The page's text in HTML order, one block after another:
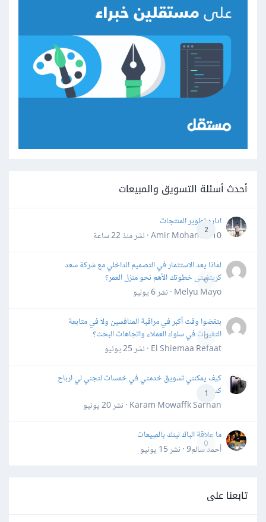
أحدث أسئلة التسويق والمبيعات
2
اداره تطوير المنتجات
Amir Mohamed10 · نشر
منذ 22 ساعة
0
لماذا يعد الاستثمار في التصميم الداخلي مع شركة سعد
كريتفيتى خطوتك الأهم نحو منزل العمر؟
Melyu Mayo · نشر
6 يوليو
0
بتقضوا وقت أكبر في مراقبة المنافسين ولا في متابعة
التغيرات في سلوك العملاء واتجاهات البحث؟
El Shiemaa Refaat · نشر
25 يونيو
1
كيف يمكنني تسويق خدمتي في خمسات لتجني لي ارباح
كثيرة
Karam Mowaffk Sarhan · نشر
20 يونيو
0
ما علاقة الباك لينك بالمبيعات
أحمد سالم9 · نشر
15 يونيو
تابعنا على